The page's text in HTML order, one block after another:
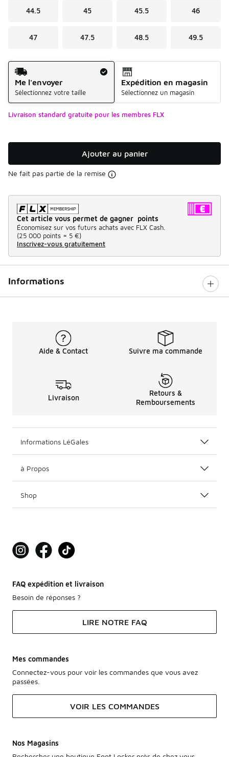
44.5 45 45.5 46
47 47.5 48.5 49.5
Mode d'expédition
Me l'envoyer
Sélectionnez votre taille
Expédition en magasin
Sélectionnez un magasin
Livraison standard gratuite pour les membres FLX
Ajouter au panier
Ne fait pas partie de la remise
Cet article vous permet de gagner points
Économisez sur vos futurs achats avec FLX Cash.
(25 000 points = 5 €)
Inscrivez-vous gratuitement
Informations
Aide & Contact Suivre ma commande
Livraison
Retours &
Remboursements
Informations LéGales
à Propos
Shop
FAQ expédition et livraison
Besoin de réponses ?
LIRE NOTRE FAQ
Mes commandes
Connectez-vous pour voir les commandes que vous avez
passées.
VOIR LES COMMANDES
Nos Magasins